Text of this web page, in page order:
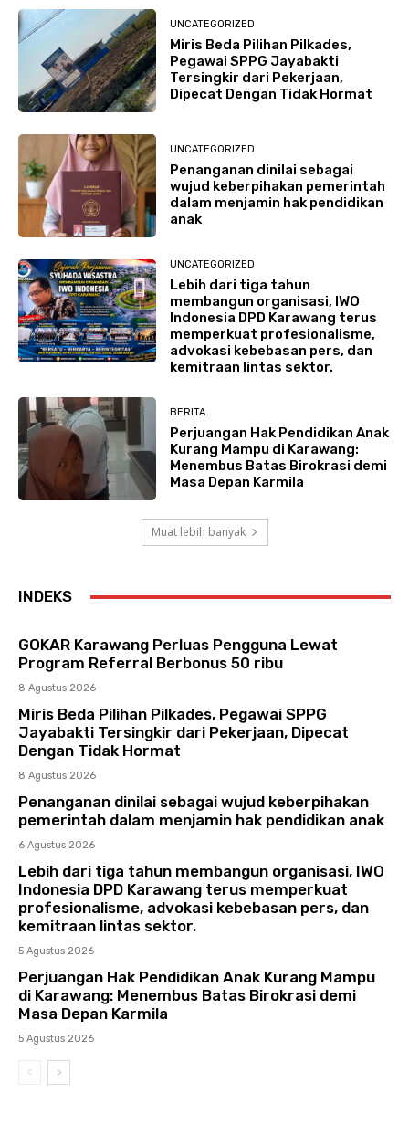
UNCATEGORIZED
Miris Beda Pilihan Pilkades,
Pegawai SPPG Jayabakti
Tersingkir dari Pekerjaan,
Dipecat Dengan Tidak Hormat
UNCATEGORIZED
Penanganan dinilai sebagai
wujud keberpihakan pemerintah
dalam menjamin hak pendidikan
anak
UNCATEGORIZED
Lebih dari tiga tahun
membangun organisasi, IWO
Indonesia DPD Karawang terus
memperkuat profesionalisme,
advokasi kebebasan pers, dan
kemitraan lintas sektor.
BERITA
Perjuangan Hak Pendidikan Anak
Kurang Mampu di Karawang:
Menembus Batas Birokrasi demi
Masa Depan Karmila
Muat lebih banyak
INDEKS
GOKAR Karawang Perluas Pengguna Lewat
Program Referral Berbonus 50 ribu
8 Agustus 2026
Miris Beda Pilihan Pilkades, Pegawai SPPG
Jayabakti Tersingkir dari Pekerjaan, Dipecat
Dengan Tidak Hormat
8 Agustus 2026
Penanganan dinilai sebagai wujud keberpihakan
pemerintah dalam menjamin hak pendidikan anak
6 Agustus 2026
Lebih dari tiga tahun membangun organisasi, IWO
Indonesia DPD Karawang terus memperkuat
profesionalisme, advokasi kebebasan pers, dan
kemitraan lintas sektor.
5 Agustus 2026
Perjuangan Hak Pendidikan Anak Kurang Mampu
di Karawang: Menembus Batas Birokrasi demi
Masa Depan Karmila
5 Agustus 2026